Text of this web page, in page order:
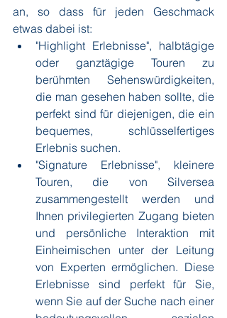
an, so dass für jeden Geschmack
etwas dabei ist:
"Highlight Erlebnisse", halbtägige
oder ganztägige Touren zu
berühmten Sehenswürdigkeiten,
die man gesehen haben sollte, die
perfekt sind für diejenigen, die ein
bequemes, schlüsselfertiges
Erlebnis suchen.
"Signature Erlebnisse", kleinere
Touren, die von Silversea
zusammengestellt werden und
Ihnen privilegierten Zugang bieten
und persönliche Interaktion mit
Einheimischen unter der Leitung
von Experten ermöglichen. Diese
Erlebnisse sind perfekt für Sie,
wenn Sie auf der Suche nach einer